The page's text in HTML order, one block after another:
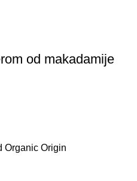
od makadamije
Organic Origin